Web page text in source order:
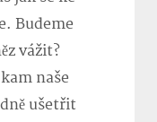
Budeme
vážit?
naše
ušetřit